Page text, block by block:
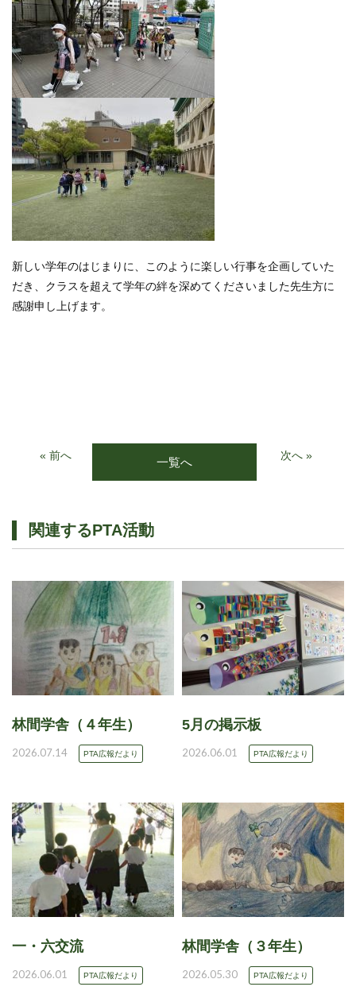
新しい学年のはじまりに、このように楽しい行事を企画していた
だき、クラスを超えて学年の絆を深めてくださいました先生方に
感謝申し上げます。
« 前へ 一覧へ 次へ »
関連するPTA活動
林間学舎（４年生）
2026.07.14 PTA広報だより
5月の掲示板
2026.06.01 PTA広報だより
一・六交流
2026.06.01 PTA広報だより
林間学舎（３年生）
2026.05.30 PTA広報だより